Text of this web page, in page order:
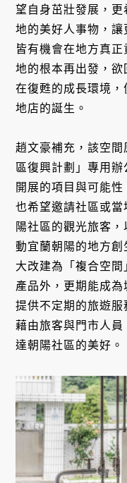
望自身茁壯發展，
地的美好人事物，讓
皆有機會在地方真
地的根本再出發，
在復甦的成長環境
地店的誕生。
趙文豪補充，該空
區復興計劃」專用
開展的項目與可能性
也希望邀請社區或
陽社區的觀光旅客
動宜蘭朝陽的地方
大改建為「複合空間
產品外，更期能成
提供不定期的旅遊服
藉由旅客與門市人
達朝陽社區的美好。